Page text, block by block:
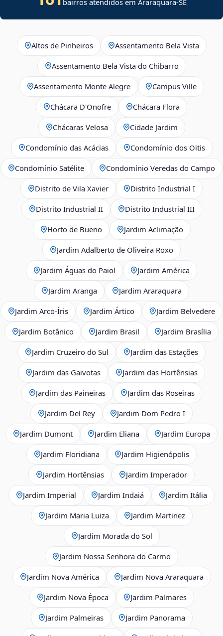
Altos de Pinheiros Assentamento Bela Vista
Assentamento Bela Vista do Chibarro
Assentamento Monte Alegre Campus Ville
Chácara D'Onofre Chácara Flora
Chácaras Velosa Cidade Jardim
Condomínio das Acácias Condomínio dos Oitis
Condomínio Satélite Condomínio Veredas do Campo
Distrito de Vila Xavier Distrito Industrial I
Distrito Industrial II Distrito Industrial III
Horto de Bueno Jardim Aclimação
Jardim Adalberto de Oliveira Roxo
Jardim Águas do Paiol Jardim América
Jardim Aranga Jardim Araraquara
Jardim Arco‑Íris Jardim Ártico Jardim Belvedere
Jardim Botânico Jardim Brasil Jardim Brasília
Jardim Cruzeiro do Sul Jardim das Estações
Jardim das Gaivotas Jardim das Hortênsias
Jardim das Paineiras Jardim das Roseiras
Jardim Del Rey Jardim Dom Pedro I
Jardim Dumont Jardim Eliana Jardim Europa
Jardim Floridiana Jardim Higienópolis
Jardim Hortênsias Jardim Imperador
Jardim Imperial Jardim Indaiá Jardim Itália
Jardim Maria Luiza Jardim Martinez
Jardim Morada do Sol
Jardim Nossa Senhora do Carmo
Jardim Nova América Jardim Nova Araraquara
Jardim Nova Época Jardim Palmares
Jardim Palmeiras Jardim Panorama